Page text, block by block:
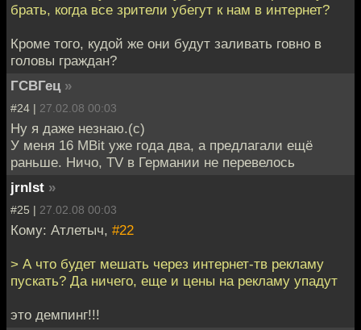
брать, когда все зрители убегут к нам в интернет?
Кроме того, кудой же они будут заливать говно в
головы граждан?
ГСВГец »
#24 | 27.02.08 00:03
Ну я даже незнаю.(с)
У меня 16 MBit уже года два, а предлагали ещё
раньше. Ничо, TV в Германии не перевелось
jrnlst »
#25 | 27.02.08 00:03
Кому: Атлетыч, #22
> А что будет мешать через интернет-тв рекламу
пускать? Да ничего, еще и цены на рекламу упадут
это демпинг!!!